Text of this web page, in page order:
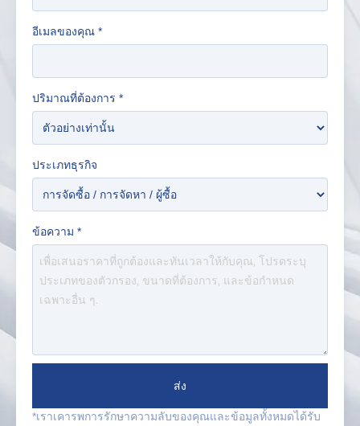
อีเมลของคุณ *
ปริมาณที่ต้องการ *
ประเภทธุรกิจ
ข้อความ *
ส่ง
*เราเคารพการรักษาความลับของคุณและข้อมูลทั้งหมดได้รับ